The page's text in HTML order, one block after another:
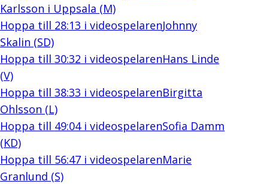
Karlsson i Uppsala (M)
Hoppa till 28:13 i videospelarenJohnny
Skalin (SD)
Hoppa till 30:32 i videospelarenHans Linde
(V)
Hoppa till 38:33 i videospelarenBirgitta
Ohlsson (L)
Hoppa till 49:04i videospelarenSofia Damm
(KD)
Hoppa till 56:47i videospelarenMarie
Granlund (S)